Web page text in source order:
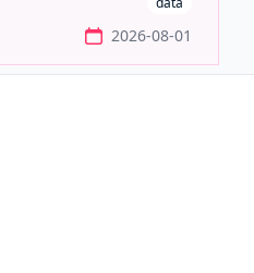
2026-08-01